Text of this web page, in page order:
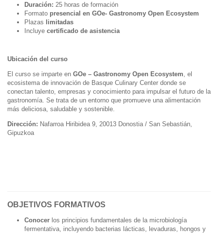
Duración: 25 horas de formación
Formato presencial en GOe- Gastronomy Open Ecosystem
Plazas
limitadas
Incluye certificado de asistencia
Ubicación del curso
El curso se imparte en GOe – Gastronomy Open Ecosystem , el
ecosistema de innovación de Basque Culinary Center donde se
conectan talento, empresas y conocimiento para impulsar el futuro de la
gastronomía. Se trata de un entorno que promueve una alimentación
más deliciosa, saludable y sostenible.
Dirección: Nafarroa Hiribidea 9, 20013 Donostia / San Sebastián,
Gipuzkoa
OBJETIVOS FORMATIVOS
Conocer los principios fundamentales de la microbiología
fermentativa, incluyendo bacterias lácticas, levaduras, hongos y